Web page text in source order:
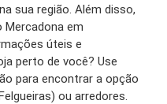
sua região. Além disso,
em
úteis e
perto de você? Use
para encontrar a opção
ou arredores.